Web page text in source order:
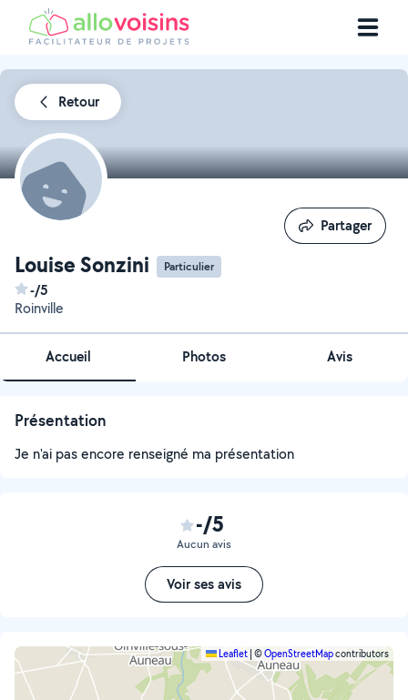
Retour
Louise Sonzini Particulier
-/5
Roinville
Partager
Partager
Accueil Photos Avis
Présentation
Je n'ai pas encore renseigné ma présentation
-/5
Aucun avis
Voir ses avis
Leaflet ©OpenStreetMapcontributors